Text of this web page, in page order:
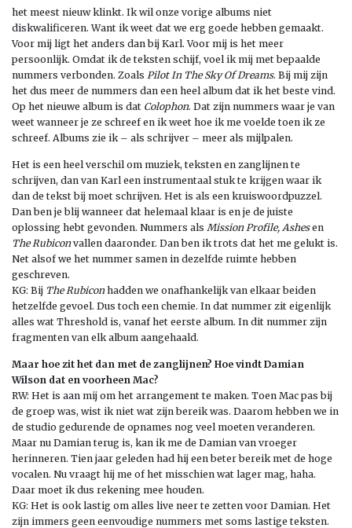
het meest nieuw klinkt. Ik wil onze vorige albums niet
diskwalificeren. Want ik weet dat we erg goede hebben gemaakt.
Voor mij ligt het anders dan bij Karl. Voor mij is het meer
persoonlijk. Omdat ik de teksten schijf, voel ik mij met bepaalde
nummers verbonden. Zoals Pilot In The Sky Of Dreams. Bij mij zijn
het dus meer de nummers dan een heel album dat ik het beste vind.
Op het nieuwe album is dat Colophon. Dat zijn nummers waar je van
weet wanneer je ze schreef en ik weet hoe ik me voelde toen ik ze
schreef. Albums zie ik – als schrijver – meer als mijlpalen.
Het is een heel verschil om muziek, teksten en zanglijnen te
schrijven, dan van Karl een instrumentaal stuk te krijgen waar ik
dan de tekst bij moet schrijven. Het is als een kruiswoordpuzzel.
Dan ben je blij wanneer dat helemaal klaar is en je de juiste
oplossing hebt gevonden. Nummers als Mission Profile, Ashesen
The Rubiconvallen daaronder. Dan ben ik trots dat het me gelukt is.
Net alsof we het nummer samen in dezelfde ruimte hebben
geschreven.
KG: Bij The Rubiconhadden we onafhankelijk van elkaar beiden
hetzelfde gevoel. Dus toch een chemie. In dat nummer zit eigenlijk
alles wat Threshold is, vanaf het eerste album. In dit nummer zijn
fragmenten van elk album aangehaald.
Maar hoe zit het dan met de zanglijnen? Hoe vindt Damian
Wilson dat en voorheen Mac?
RW: Het is aan mij om het arrangement te maken. Toen Mac pas bij
de groep was, wist ik niet wat zijn bereik was. Daarom hebben we in
de studio gedurende de opnames nog veel moeten veranderen.
Maar nu Damian terug is, kan ik me de Damian van vroeger
herinneren. Tien jaar geleden had hij een beter bereik met de hoge
vocalen. Nu vraagt hij me of het misschien wat lager mag, haha.
Daar moet ik dus rekening mee houden.
KG: Het is ook lastig om alles live neer te zetten voor Damian. Het
zijn immers geen eenvoudige nummers met soms lastige teksten.